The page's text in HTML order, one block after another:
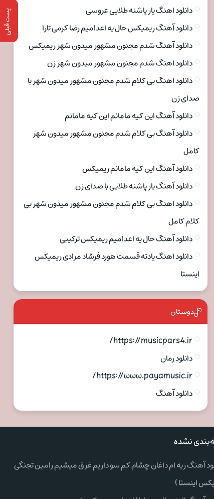
پست قبلی
دانلود اهنگ یار پاشنه طلایی عروسی
دانلود آهنگ ریمیکس حال یه اعدامیم رضا کرمی تارا
دانلود آهنگ شدم مجنون مشهور میدون شهر ریمیکس
دانلود اهنگ شدم مجنون مشهور میدون شهر زن
دانلود اهنگ بی کلام شدم مجنون مشهور میدون شهر با
صدای زن
دانلود آهنگ این کیه مامانم این کیه مامانم
دانلود آهنگ بی کلام شدم مجنون مشهور میدون شهر
کامل
دانلود آهنگ این کیه مامانم ریمیکس
دانلود آهنگ یار پاشنه طلایی با صدای زن
دانلود اهنگ بی کلام شدم مجنون مشهور میدون شهر بی
کلام کامل
دانلود آهنگ حال یه اعدامیم ریمیکس ترکیبی
دانلود اهنگ یادته قسمت هورد فرشاد مرادی ریمیکس
اینستا
دوستان
https://musicpars4.ir/
دانلود رمان
https://www.payamusic.ir/
دانلود آهنگ
نشده
آهنگ ریه ام داغان چشام کم سو داریم غرق میشیم رامین تجنگی
اینستا )